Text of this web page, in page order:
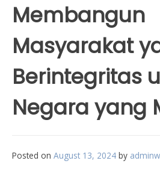
Membangun
Masyarakat
Berintegritas
Negara yang
Posted on August 13, 2024 by